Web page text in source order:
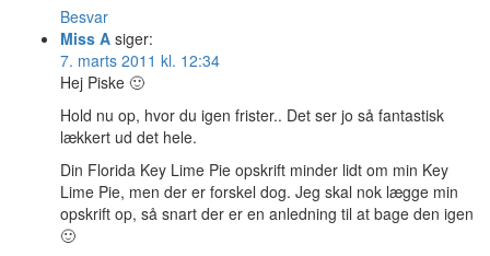
Besvar
Miss A siger:
7. marts 2011 kl. 12:34
Hej Piske 🙂
Hold nu op, hvor du igen frister.. Det ser jo så fantastisk
lækkert ud det hele.
Din Florida Key Lime Pie opskrift minder lidt om min Key
Lime Pie, men der er forskel dog. Jeg skal nok lægge min
opskrift op, så snart der er en anledning til at bage den igen
🙂